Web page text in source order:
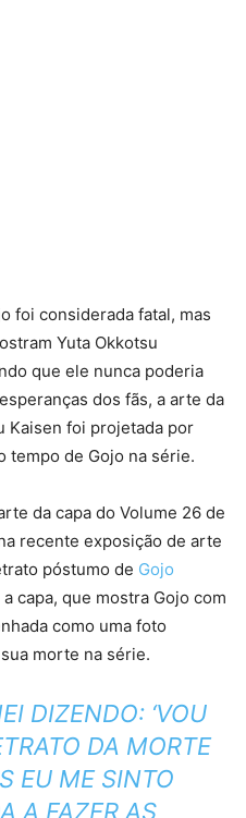
foi considerada fatal, mas
Yuta Okkotsu
que ele nunca poderia
dos fãs, a arte da
Kaisen foi projetada por
tempo de Gojo na série.
da capa do Volume 26 de
recente exposição de arte
póstumo de Gojo
capa, que mostra Gojo com
como uma foto
morte na série.
DIZENDO: ‘VOU
DA MORTE
EU ME SINTO
A FAZER AS